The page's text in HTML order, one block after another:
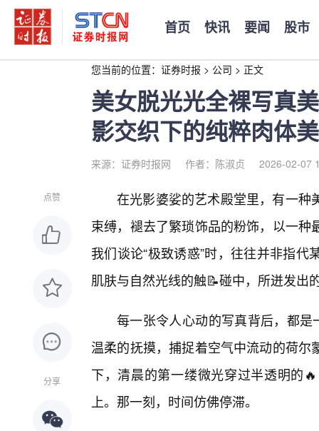
首页 快讯 要闻 股市
您当前的位置： 证券时报 > 公司 > 正文
美女脱光光全裸写真
影交织下的纯粹肉体
来源：证券时报网 作者：陈淑贞 2026-02-07
点赞
分享
在光影婆娑的艺术殿堂里，有一种
束缚，褪去了繁琐饰品的粉饰，以一
我们谈论“极致诱惑”时，往往并非指
肌肤与自然光线的触📝碰中，所迸发出
每一张令人心动的写真背后，都是
温柔的抚摸，捕捉着空气中流动的荷
下，清晨的第一缕微光穿过半透明的
上。那一刻，时间仿佛停滞。